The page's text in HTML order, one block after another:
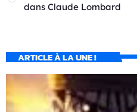
dans Claude Lombard
ARTICLE À LA UNE !